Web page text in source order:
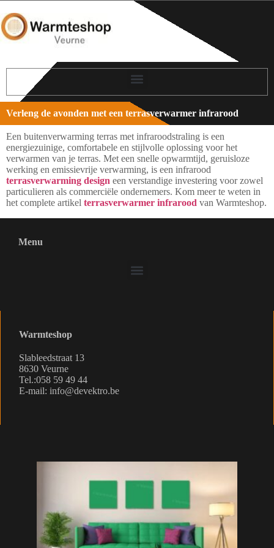
Verleng de avonden met een terrasverwarmer infrarood
Een buitenverwarming terras met infraroodstraling is een
energiezuinige, comfortabele en stijlvolle oplossing voor het
verwarmen van je terras. Met een snelle opwarmtijd, geruisloze
werking en emissievrije verwarming, is een infrarood
terrasverwarming design een verstandige investering voor zowel
particulieren als commerciële ondernemers. Kom meer te weten in
het complete artikel terrasverwarmer infrarood van Warmteshop.
Menu
Warmteshop
Slableedstraat 13
8630 Veurne
Tel.:058 59 49 44
E-mail: info@devektro.be